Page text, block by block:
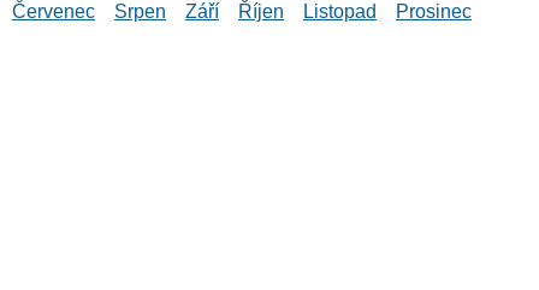
Červenec
Srpen Září Říjen Listopad Prosinec